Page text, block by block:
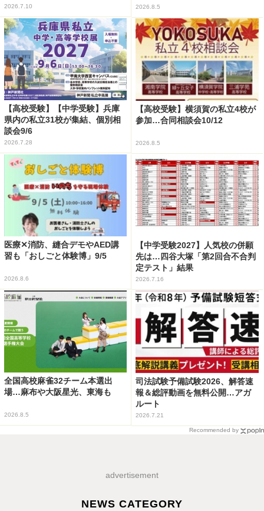
2026.7.10 2026.8.5
【高校受験】【中学受験】兵庫
県内の私立31校が集結、個別相
談会9/6
2026.7.28
【高校受験】横須賀の私立4校が
参加…合同相談会10/12
2026.8.5
医療✕消防、縫合デモやAED講
習も「おしごと体験博」9/5
2026.8.6
【中学受験2027】人気校の併願
先は…四谷大塚「第2回合不合判
定テスト」結果
2026.7.16
全国高校麻雀32チーム本選出
場…麻布や大阪星光、東海も
2026.8.5
司法試験予備試験2026、解答速
報＆総評動画を無料公開…アガ
ルート
2026.7.21
Recommended by
advertisement
NEWS CATEGORY